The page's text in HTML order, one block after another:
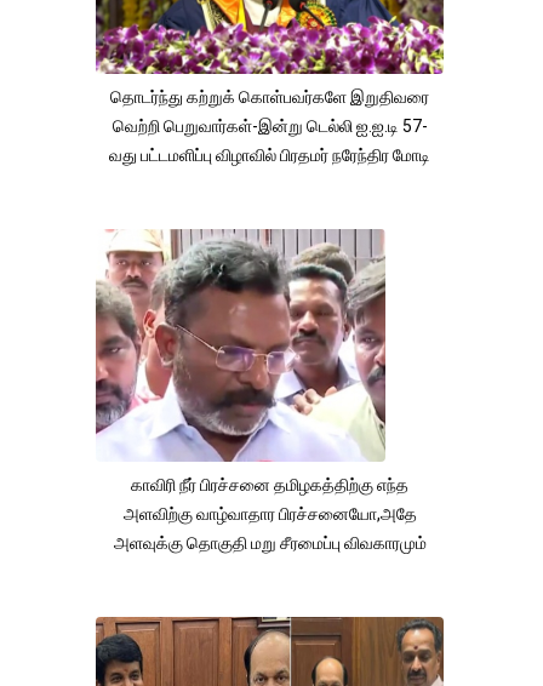
தொடர்ந்து கற்றுக் கொள்பவர்களே இறுதிவரை
வெற்றி பெறுவார்கள்-இன்று டெல்லி ஐ.ஐ.டி 57-
வது பட்டமளிப்பு விழாவில் பிரதமர் நரேந்திர மோடி
காவிரி நீர் பிரச்சனை தமிழகத்திற்கு எந்த
அளவிற்கு வாழ்வாதார பிரச்சனையோ,அதே
அளவுக்கு தொகுதி மறு சீரமைப்பு விவகாரமும்